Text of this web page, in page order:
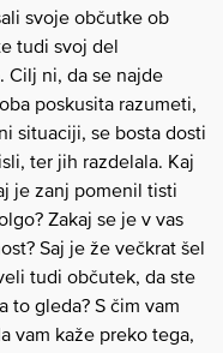
svoje občutke ob
tudi svoj del
Cilj ni, da se najde
poskusita razumeti,
situaciji, se bosta dosti
ter jih razdelala. Kaj
je zanj pomenil tisti
Zakaj se je v vas
Saj je že večkrat šel
tudi občutek, da ste
to gleda? S čim vam
vam kaže preko tega,